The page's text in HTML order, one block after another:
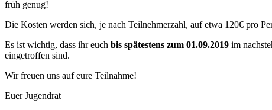
früh genug!
Die Kosten werden sich, je nach Teilnehmerzahl, auf etwa 120€ pro
Es ist wichtig, dass ihr euch bis spätestens zum 01.09.2019 im
eingetroffen sind.
Wir freuen uns auf eure Teilnahme!
Euer Jugendrat